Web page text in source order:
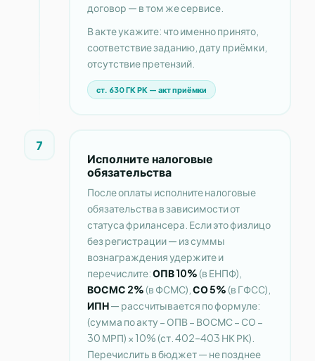
договор — в том же сервисе.
В акте укажите: что именно принято,
соответствие заданию, дату приёмки,
отсутствие претензий.
ст. 630 ГК РК — акт приёмки
7
Исполните налоговые
обязательства
После оплаты исполните налоговые
обязательства в зависимости от
статуса фрилансера. Если это физлицо
без регистрации — из суммы
вознаграждения удержите и
перечислите:ОПВ 10% (в ЕНПФ),
ВОСМС 2% (в ФСМС), СО 5% (в ГФСС),
ИПН— рассчитывается по формуле:
(сумма по акту − ОПВ − ВОСМС − СО −
30 МРП) × 10% (ст. 402–403 НК РК).
Перечислить в бюджет — не позднее